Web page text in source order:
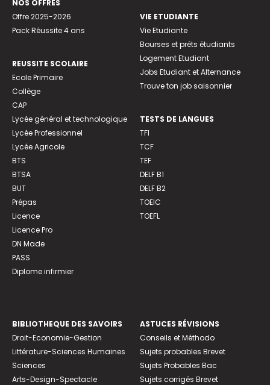
NOS OFFRES
Offre 2025-2026
Pack Réussite 4 ans
REUSSITE SCOLAIRE
Ecole Primaire
Collège
CAP
Lycée général et technologique
Lycée Professionnel
Lycée Agricole
BTS
BTSA
BUT
Prépas
Licence
Licence Pro
DN Made
PASS
Diplome infirmier
VIE ETUDIANTE
Vie Etudiante
Bourses et prêts étudiants
Logement Etudiant
Jobs Etudiant et Alternance
Trouve ton job saisonnier
TESTS DE LANGUES
TFI
TCF
TEF
DELF B1
DELF B2
TOEIC
TOEFL
BIBLIOTHEQUE DES SAVOIRS
Droit-Economie-Gestion
Littérature-Sciences Humaines
Sciences
Arts-Design-Spectacle
ASTUCES RÉVISIONS
Conseils et Méthodo
Sujets probables Brevet
Sujets Probables Bac
Sujets corrigés Brevet